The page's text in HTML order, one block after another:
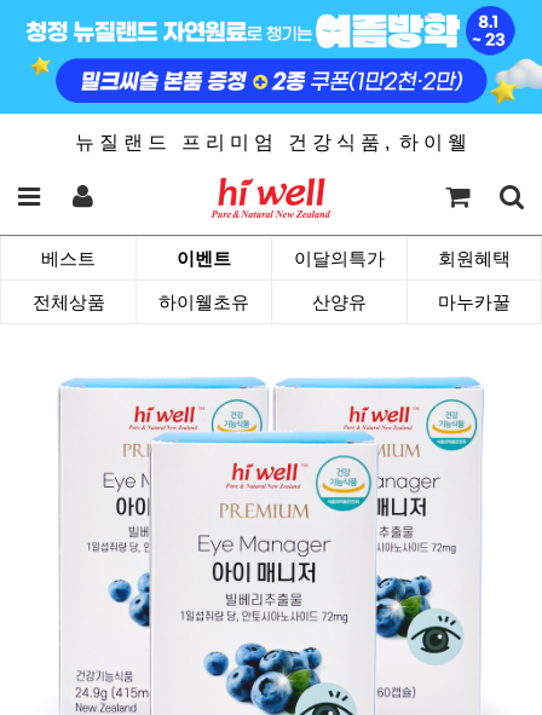
뉴 질 랜 드 프 리 미 엄 건 강 식 품 , 하 이 웰
베스트 이벤트 이달의특가 회원혜택
전체상품 하이웰초유 산양유 마누카꿀